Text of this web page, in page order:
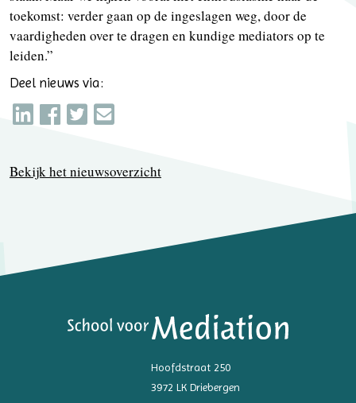
toekomst: verder gaan op de ingeslagen weg, door de
vaardigheden over te dragen en kundige mediators op te
leiden.”
Deel nieuws via:
Bekijk het nieuwsoverzicht
Hoofdstraat 250
3972 LK Driebergen